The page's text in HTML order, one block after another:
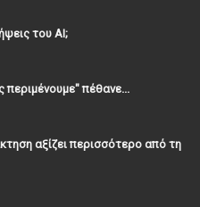
του ΑΙ;
περιμένουμε" πέθανε...
αξίζει περισσότερο από τη